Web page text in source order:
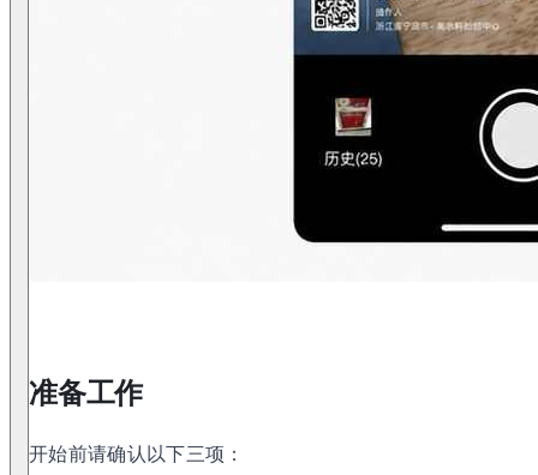
准备工作
开始前请确认以下三项：